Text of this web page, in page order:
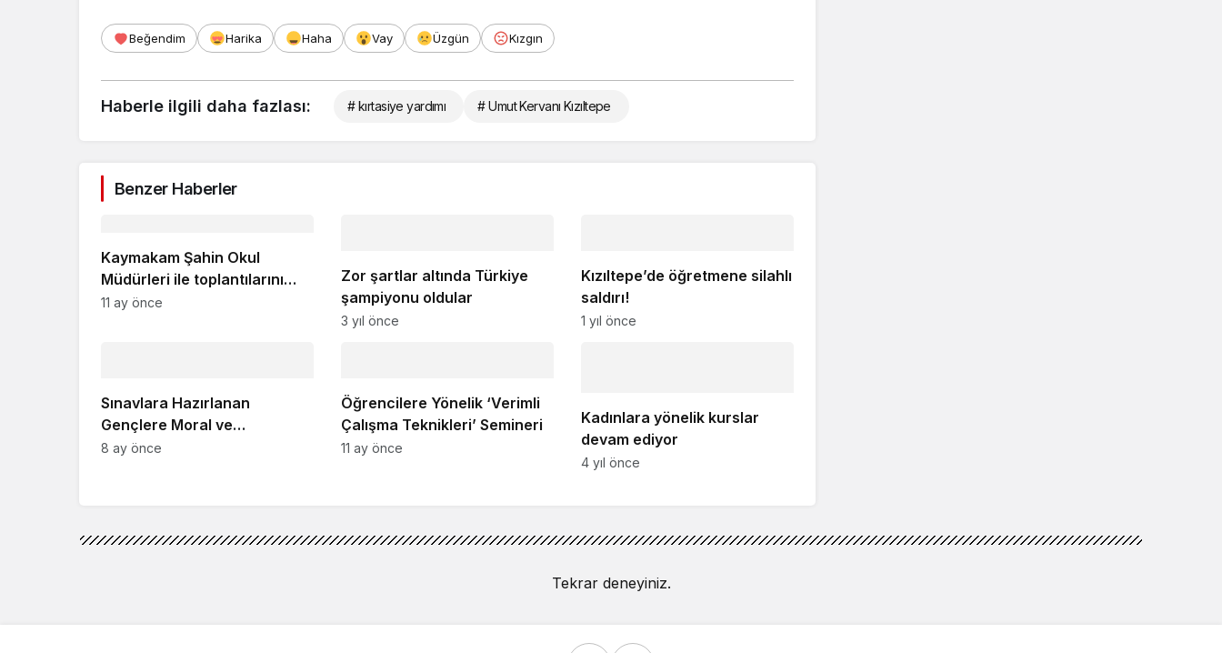
Beğendim Harika Haha Vay Üzgün Kızgın
Haberle ilgili daha fazlası: # kırtasiye yardımı # Umut Kervanı Kızıltepe
Benzer Haberler
Kaymakam Şahin Okul
Müdürleri ile toplantılarını
sürdürüyor
11 ay önce
Zor şartlar altında Türkiye
şampiyonu oldular
3 yıl önce
Kızıltepe’de öğretmene silahlı
saldırı!
1 yıl önce
Sınavlara Hazırlanan
Gençlere Moral ve
Motivasyon Etkinliği
8 ay önce
Öğrencilere Yönelik ‘Verimli
Çalışma Teknikleri’ Semineri
11 ay önce
Kadınlara yönelik kurslar
devam ediyor
4 yıl önce
Tekrar deneyiniz.